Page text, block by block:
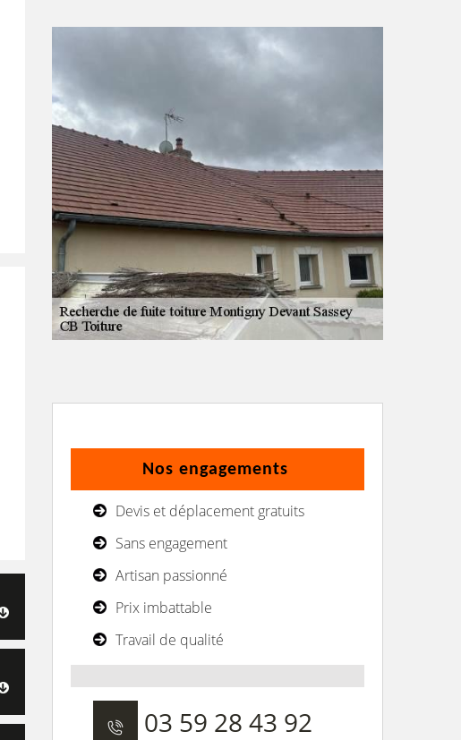
Nos engagements
Devis et déplacement gratuits
Sans engagement
Artisan passionné
Prix imbattable
Travail de qualité
03 59 28 43 92